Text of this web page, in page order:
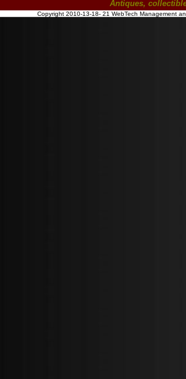
Antiques,
Copyright 2010-13-18- 21 WebTech Management